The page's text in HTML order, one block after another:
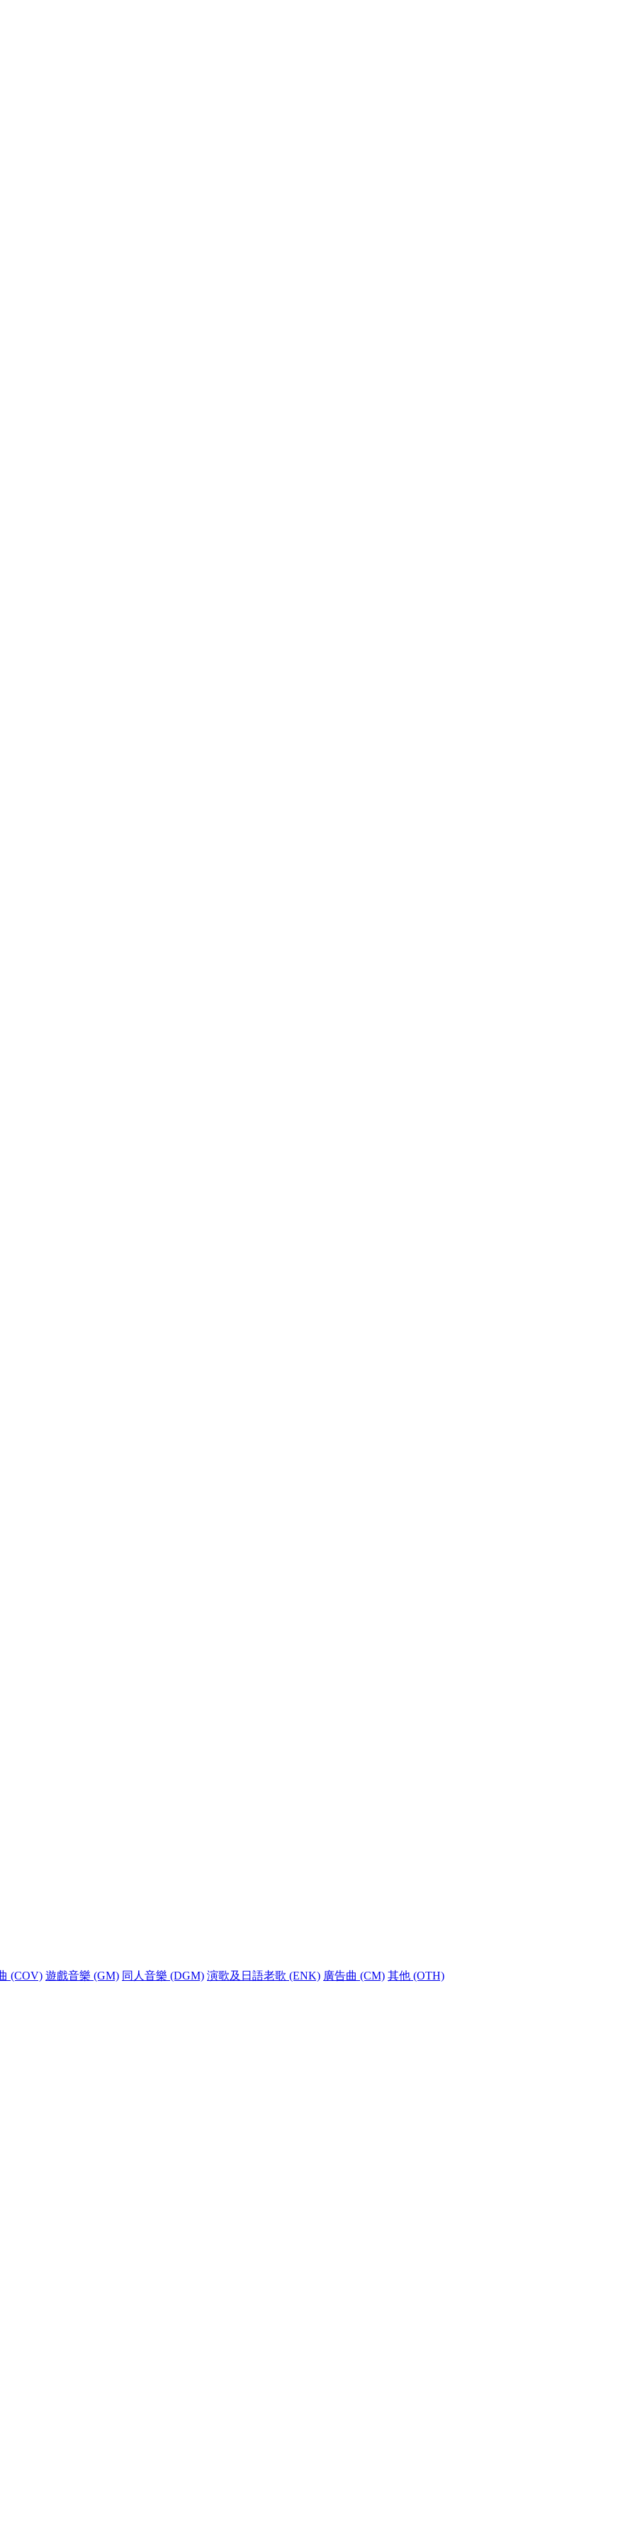
(COV) 遊戲音樂 (GM) 同人音樂 (DGM) 演歌及日語老歌 (ENK) 廣告曲 (CM) 其他 (OTH)